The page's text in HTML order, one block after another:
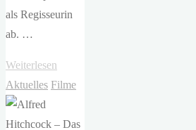
als Regisseurin
ab. …
Weiterlesen
Wilde
The
Aktuelles Filme